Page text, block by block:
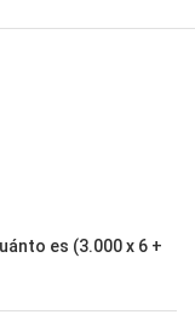
es (3.000 x 6 +